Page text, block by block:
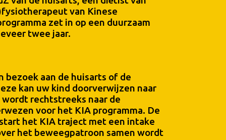
van Kinese
zet in op een duurzaam
twee jaar.
aan de huisarts of de
kan uw kind doorverwijzen naar
rechtstreeks naar de
voor het KIA programma. De
het KIA traject met een intake
het beweegpatroon samen wordt